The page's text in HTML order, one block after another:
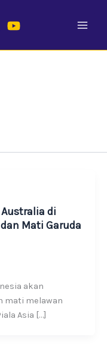
di
Mati Garuda
akan
mati melawan
Asia […]